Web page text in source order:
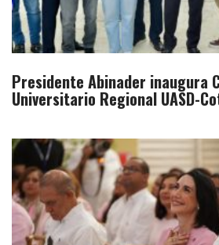
Presidente Abinader inaugura
Universitario Regional UASD-